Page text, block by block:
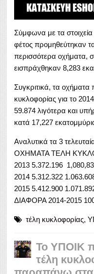
Σύμφωνα με τα
φέτος προμηθεύτηκαν
περισσότερα οχήματα,
εισπράχθηκαν 8,283
Συγκριτικά, τα οχήματα
κυκλοφορίας για το
59.874 λιγότερα και
κατά 17,227
Αναλυτικά τα 3
ΟΧΗΜΑΤΑ ΤΕΛΗ
2013 5.372.196
2014 5.312.322
2015 5.412.900
ΔΙΑΦΟΡΑ 2014-2015
τέλη κυκλοφορίας,
Το ΥΠΟΙΚ
τέλη